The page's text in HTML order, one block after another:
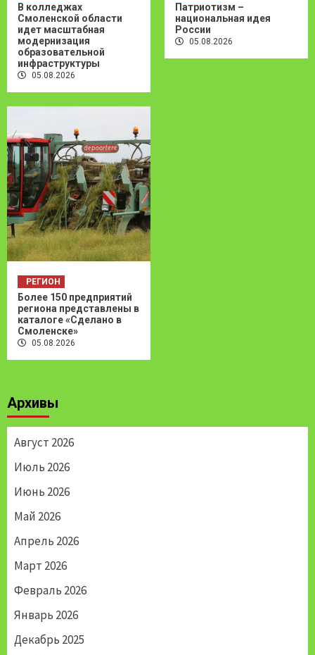
В колледжах
Смоленской области
идет масштабная
модернизация
образовательной
инфраструктуры
05.08.2026
Патриотизм –
национальная идея
России
05.08.2026
РЕГИОН
Более 150 предприятий
региона представлены в
каталоге «Сделано в
Смоленске»
05.08.2026
Архивы
Август 2026
Июль 2026
Июнь 2026
Май 2026
Апрель 2026
Март 2026
Февраль 2026
Январь 2026
Декабрь 2025